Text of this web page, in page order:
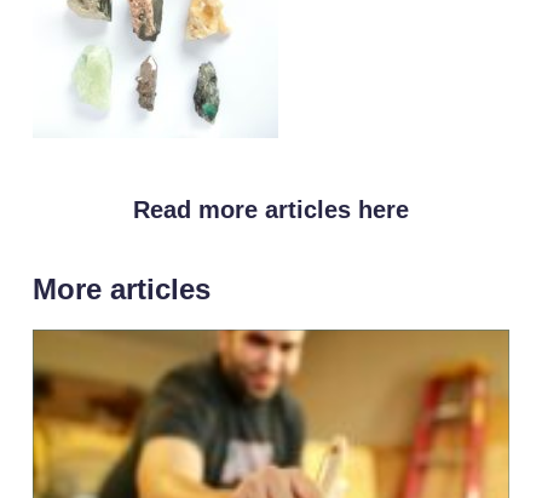
Read more articles here
More articles